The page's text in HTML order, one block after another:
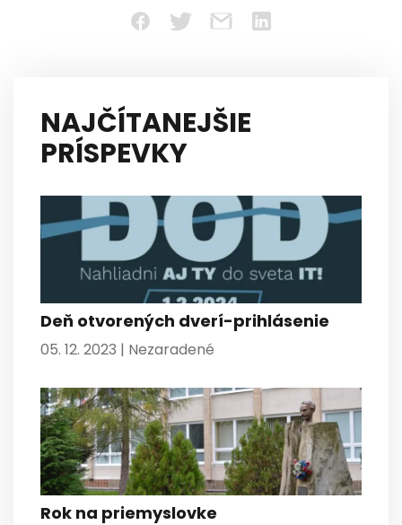
NAJČÍTANEJŠIE
PRÍSPEVKY
Deň otvorených dverí-prihlásenie
05. 12. 2023 | Nezaradené
Rok na priemyslovke